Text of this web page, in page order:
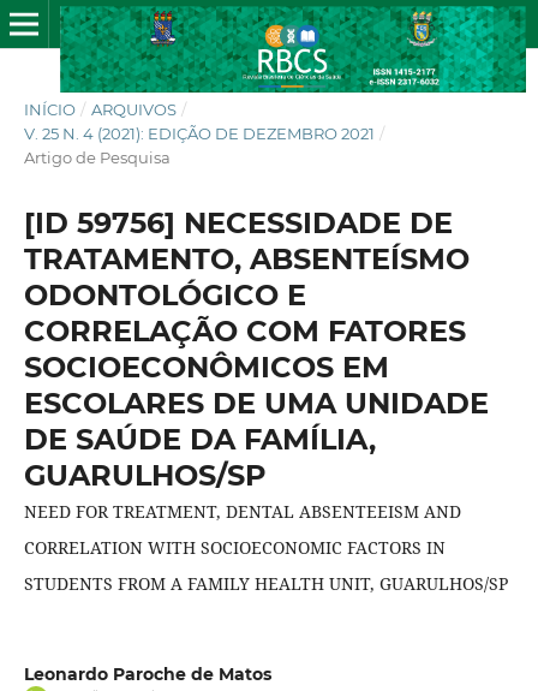
INÍCIO / ARQUIVOS /
V. 25 N. 4 (2021): EDIÇÃO DE DEZEMBRO 2021 /
Artigo de Pesquisa
[ID 59756] NECESSIDADE DE
TRATAMENTO, ABSENTEÍSMO
ODONTOLÓGICO E
CORRELAÇÃO COM FATORES
SOCIOECONÔMICOS EM
ESCOLARES DE UMA UNIDADE
DE SAÚDE DA FAMÍLIA,
GUARULHOS/SP
NEED FOR TREATMENT, DENTAL ABSENTEEISM AND
CORRELATION WITH SOCIOECONOMIC FACTORS IN
STUDENTS FROM A FAMILY HEALTH UNIT, GUARULHOS/SP
Leonardo Paroche de Matos